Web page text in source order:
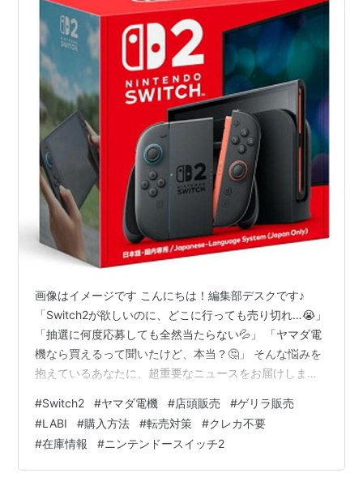
画像はイメージです こんにちは！編集部デスクです♪
「Switch2が欲しいのに、どこに行っても売り切れ…😭」
「抽選に何度応募しても全然当たらない💦」 「ヤマダ電
機なら買えるって聞いたけど、本当？🤔」 そんな悩みを
抱えているあなたに、超重要なニュースをお届けします
が**「最も買いやすい」**と話題になっているんです🔥
しかも驚くべきことに、クレジットカード不要で現金購
入もOK！ 購入条件も他の家電量販店と比べて圧倒的にゆ
るい！ でも、ただ店舗に行けば買えるわけじゃないんで
#Switch2 #ヤマダ電機 #店頭販売 #ゲリラ販売
#LABI #購入方法 #転売対策 #クレカ不要
#在庫情報 #ニンテンドースイッチ2